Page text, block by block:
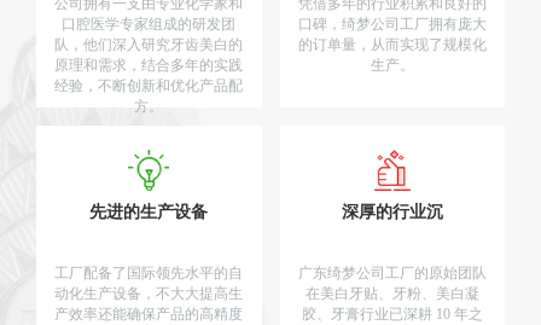
公司拥有一支由专业化学家和
口腔医学专家组成的研发团
队，他们深入研究牙齿美白的
原理和需求，结合多年的实践
经验，不断创新和优化产品配
方。
凭借多年的行业积累和良好的
口碑，绮梦公司工厂拥有庞大
的订单量，从而实现了规模化
生产。
先进的生产设备
工厂配备了国际领先水平的自
动化生产设备，不大大提高生
产效率还能确保产品的高精度
深厚的行业沉
广东绮梦公司工厂的原始团队
在美白牙贴、牙粉、美白凝
胶、牙膏行业已深耕 10 年之